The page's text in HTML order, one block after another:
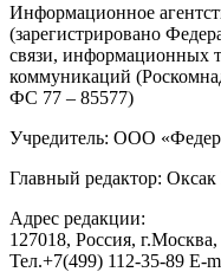
Информационное
(зарегистрировано
связи, информационных
коммуникаций
ФС 77 – 85577)
Учредитель: ООО
Главный редактор:
Адрес редакции:
127018, Россия,
Тел.+7(499) 112-35-89 E-